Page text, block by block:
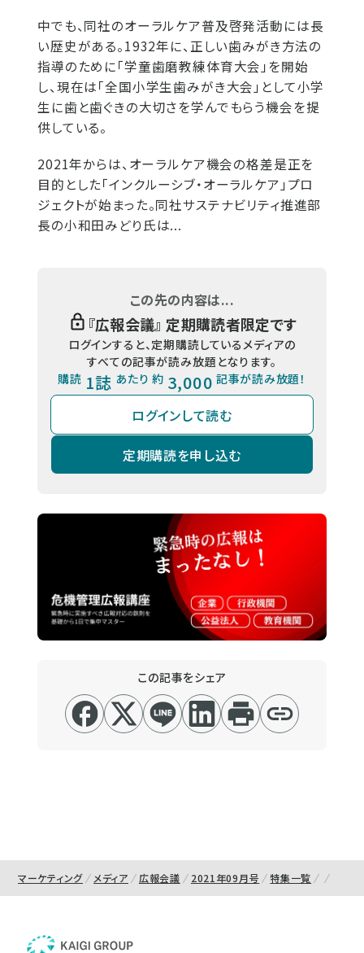
中でも、同社のオーラルケア普及啓発活動には長
い歴史がある。1932年に、正しい歯みがき方法の
指導のために「学童歯磨教練体育大会」を開始
し、現在は「全国小学生歯みがき大会」として小学
生に歯と歯ぐきの大切さを学んでもらう機会を提
供している。
2021年からは、オーラルケア機会の格差是正を
目的とした「インクルーシブ・オーラルケア」プロ
ジェクトが始まった。同社サステナビリティ推進部
長の小和田みどり氏は...
この先の内容は...
『広報会議』 定期購読者限定です
ログインすると、定期購読しているメディアの
すべての記事が読み放題となります。
購読 1誌 あたり 約 3,000 記事が読み放題！
ログインして読む
定期購読を申し込む
この記事をシェア
マーケティング メディア 広報会議 2021年09月号 特集一覧